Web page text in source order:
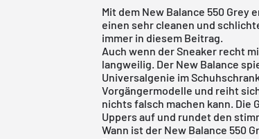
Mit dem New Balance 550
einen sehr cleanen und
immer in diesem Beitrag.
Auch wenn der Sneaker recht
langweilig. Der New Balance
Universalgenie im
Vorgängermodelle und reiht
nichts falsch machen kann. Die
Uppers auf und rundet den
Wann ist der New Balance 550